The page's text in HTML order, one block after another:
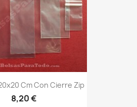
Cm Con Cierre Zip
8,20 €